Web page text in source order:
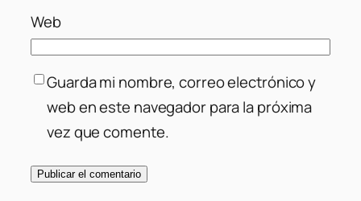
Web
Guarda mi nombre, correo electrónico y
web en este navegador para la próxima
vez que comente.